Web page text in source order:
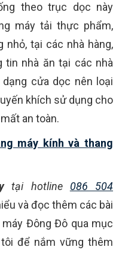
theo trục dọc này
máy tải thực phẩm,
nhỏ, tại các nhà hàng,
tin nhà ăn tại các nhà
cửa dọc nên loại
khích sử dụng cho
an toàn.
máy kính và thang
tại hotline 086 504
và đọc thêm các bài
Đông Đô qua mục
để nắm vững thêm